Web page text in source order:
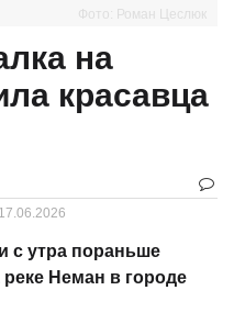
Фото: Роман Цеслюк
на
красавца
17.06.2026
с утра пораньше
Неман в городе